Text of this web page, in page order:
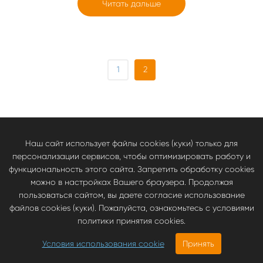
Читать дальше
1 2
БЫСТРАЯ ДОСТАВКА ПО РОССИИ
Наш сайт использует файлы cookies (куки) только для
персонализации сервисов, чтобы оптимизировать работу и
функциональность этого сайта. Запретить обработку cookies
можно в настройках Вашего браузера. Продолжая
пользоваться сайтом, вы даете согласие использование
файлов cookies (куки). Пожалуйста, ознакомьтесь с условиями
политики принятия cookies.
Условия использования cookie Принять